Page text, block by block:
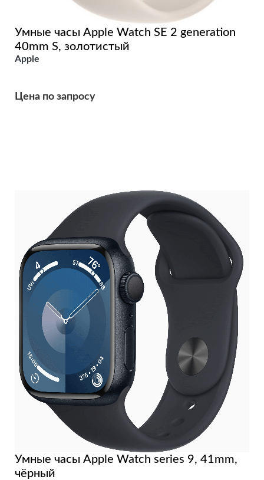
Умные часы Apple Watch SE 2 generation
40mm S, золотистый
Apple
Цена по запросу
Умные часы Apple Watch series 9, 41mm,
чёрный